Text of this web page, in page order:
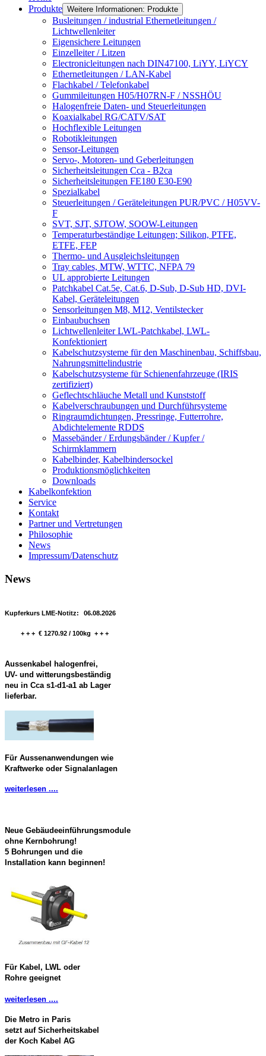
Produkte Weitere Informationen: Produkte
Busleitungen / industrial Ethernetleitungen /
Lichtwellenleiter
Eigensichere Leitungen
Einzelleiter / Litzen
Electronicleitungen nach DIN47100, LiYY, LiYCY
Ethernetleitungen / LAN-Kabel
Flachkabel / Telefonkabel
Gummileitungen H05/H07RN-F / NSSHÖU
Halogenfreie Daten- und Steuerleitungen
Koaxialkabel RG/CATV/SAT
Hochflexible Leitungen
Robotikleitungen
Sensor-Leitungen
Servo-, Motoren- und Geberleitungen
Sicherheitsleitungen Cca - B2ca
Sicherheitsleitungen FE180 E30-E90
Spezialkabel
Steuerleitungen / Geräteleitungen PUR/PVC / H05VV-
F
SVT, SJT, SJTOW, SOOW-Leitungen
Temperaturbeständige Leitungen; Silikon, PTFE,
ETFE, FEP
Thermo- und Ausgleichsleitungen
Tray cables, MTW, WTTC, NFPA 79
UL approbierte Leitungen
Patchkabel Cat.5e, Cat.6, D-Sub, D-Sub HD, DVI-
Kabel, Geräteleitungen
Sensorleitungen M8, M12, Ventilstecker
Einbaubuchsen
Lichtwellenleiter LWL-Patchkabel, LWL-
Konfektioniert
Kabelschutzsysteme für den Maschinenbau, Schiffsbau,
Nahrungsmittelindustrie
Kabelschutzsysteme für Schienenfahrzeuge (IRIS
zertifiziert)
Geflechtschläuche Metall und Kunststoff
Kabelverschraubungen und Durchführsysteme
Ringraumdichtungen, Pressringe, Futterrohre,
Abdichtelemente RDDS
Massebänder / Erdungsbänder / Kupfer /
Schirmklammern
Kabelbinder, Kabelbindersockel
Produktionsmöglichkeiten
Downloads
Kabelkonfektion
Service
Kontakt
Partner und Vertretungen
Philosophie
News
Impressum/Datenschutz
News
Kupferkurs LME-Notitz: 06.08.2026
+ + + € 1270.92 / 100kg + + +
Aussenkabel halogenfrei,
UV- und witterungsbeständig
neu in Cca s1-d1-a1 ab Lager
lieferbar.
Für Aussenanwendungen wie
Kraftwerke oder Signalanlagen
weiterlesen ....
Neue Gebäudeeinführungsmodule
ohne Kernbohrung!
5 Bohrungen und die
Installation kann beginnen!
Für Kabel, LWL oder
Rohre geeignet
weiterlesen ....
Die Metro in Paris
setzt auf Sicherheitskabel
der Koch Kabel AG